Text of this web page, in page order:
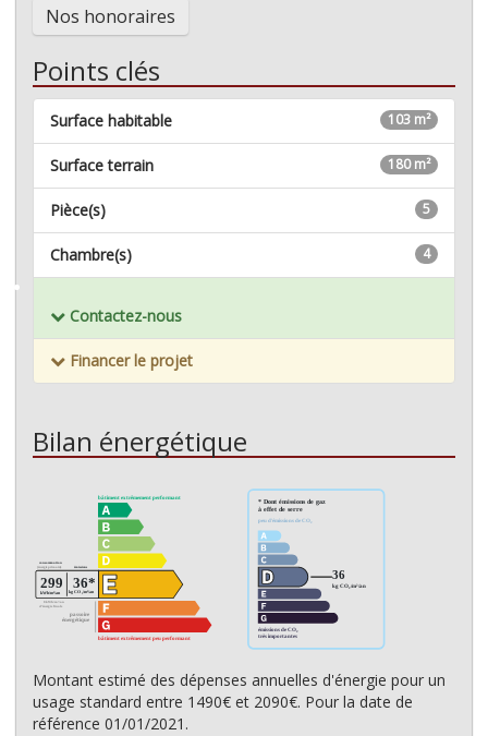
Nos honoraires
Points clés
103 m²
Surface habitable
180 m²
Surface terrain
5
Pièce(s)
4
Chambre(s)
Contactez-nous
Financer le projet
Bilan énergétique
Montant estimé des dépenses annuelles d'énergie pour un
usage standard entre 1490€ et 2090€. Pour la date de
référence 01/01/2021.